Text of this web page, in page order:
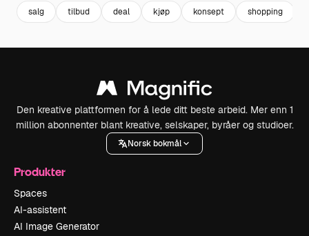
salg tilbud deal kjøp konsept shopping
Den kreative plattformen for å lede ditt beste arbeid. Mer enn 1
million abonnenter blant kreative, selskaper, byråer og studioer.
Norsk bokmål
Produkter
Spaces
AI-assistent
AI Image Generator